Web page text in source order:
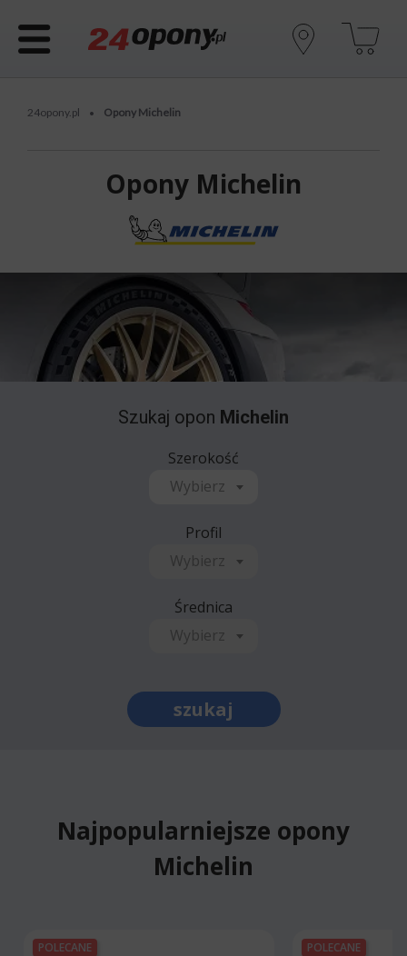
24opony.pl • Opony Michelin
Opony Michelin
Szukaj opon Michelin
Szerokość
Wybierz
Profil
Wybierz
Średnica
Wybierz
szukaj
Najpopularniejsze opony
Michelin
POLECANE POLECANE